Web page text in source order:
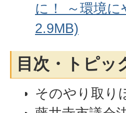
に！ ～環境
2.9MB)
目次・トピッ
そのやり取り